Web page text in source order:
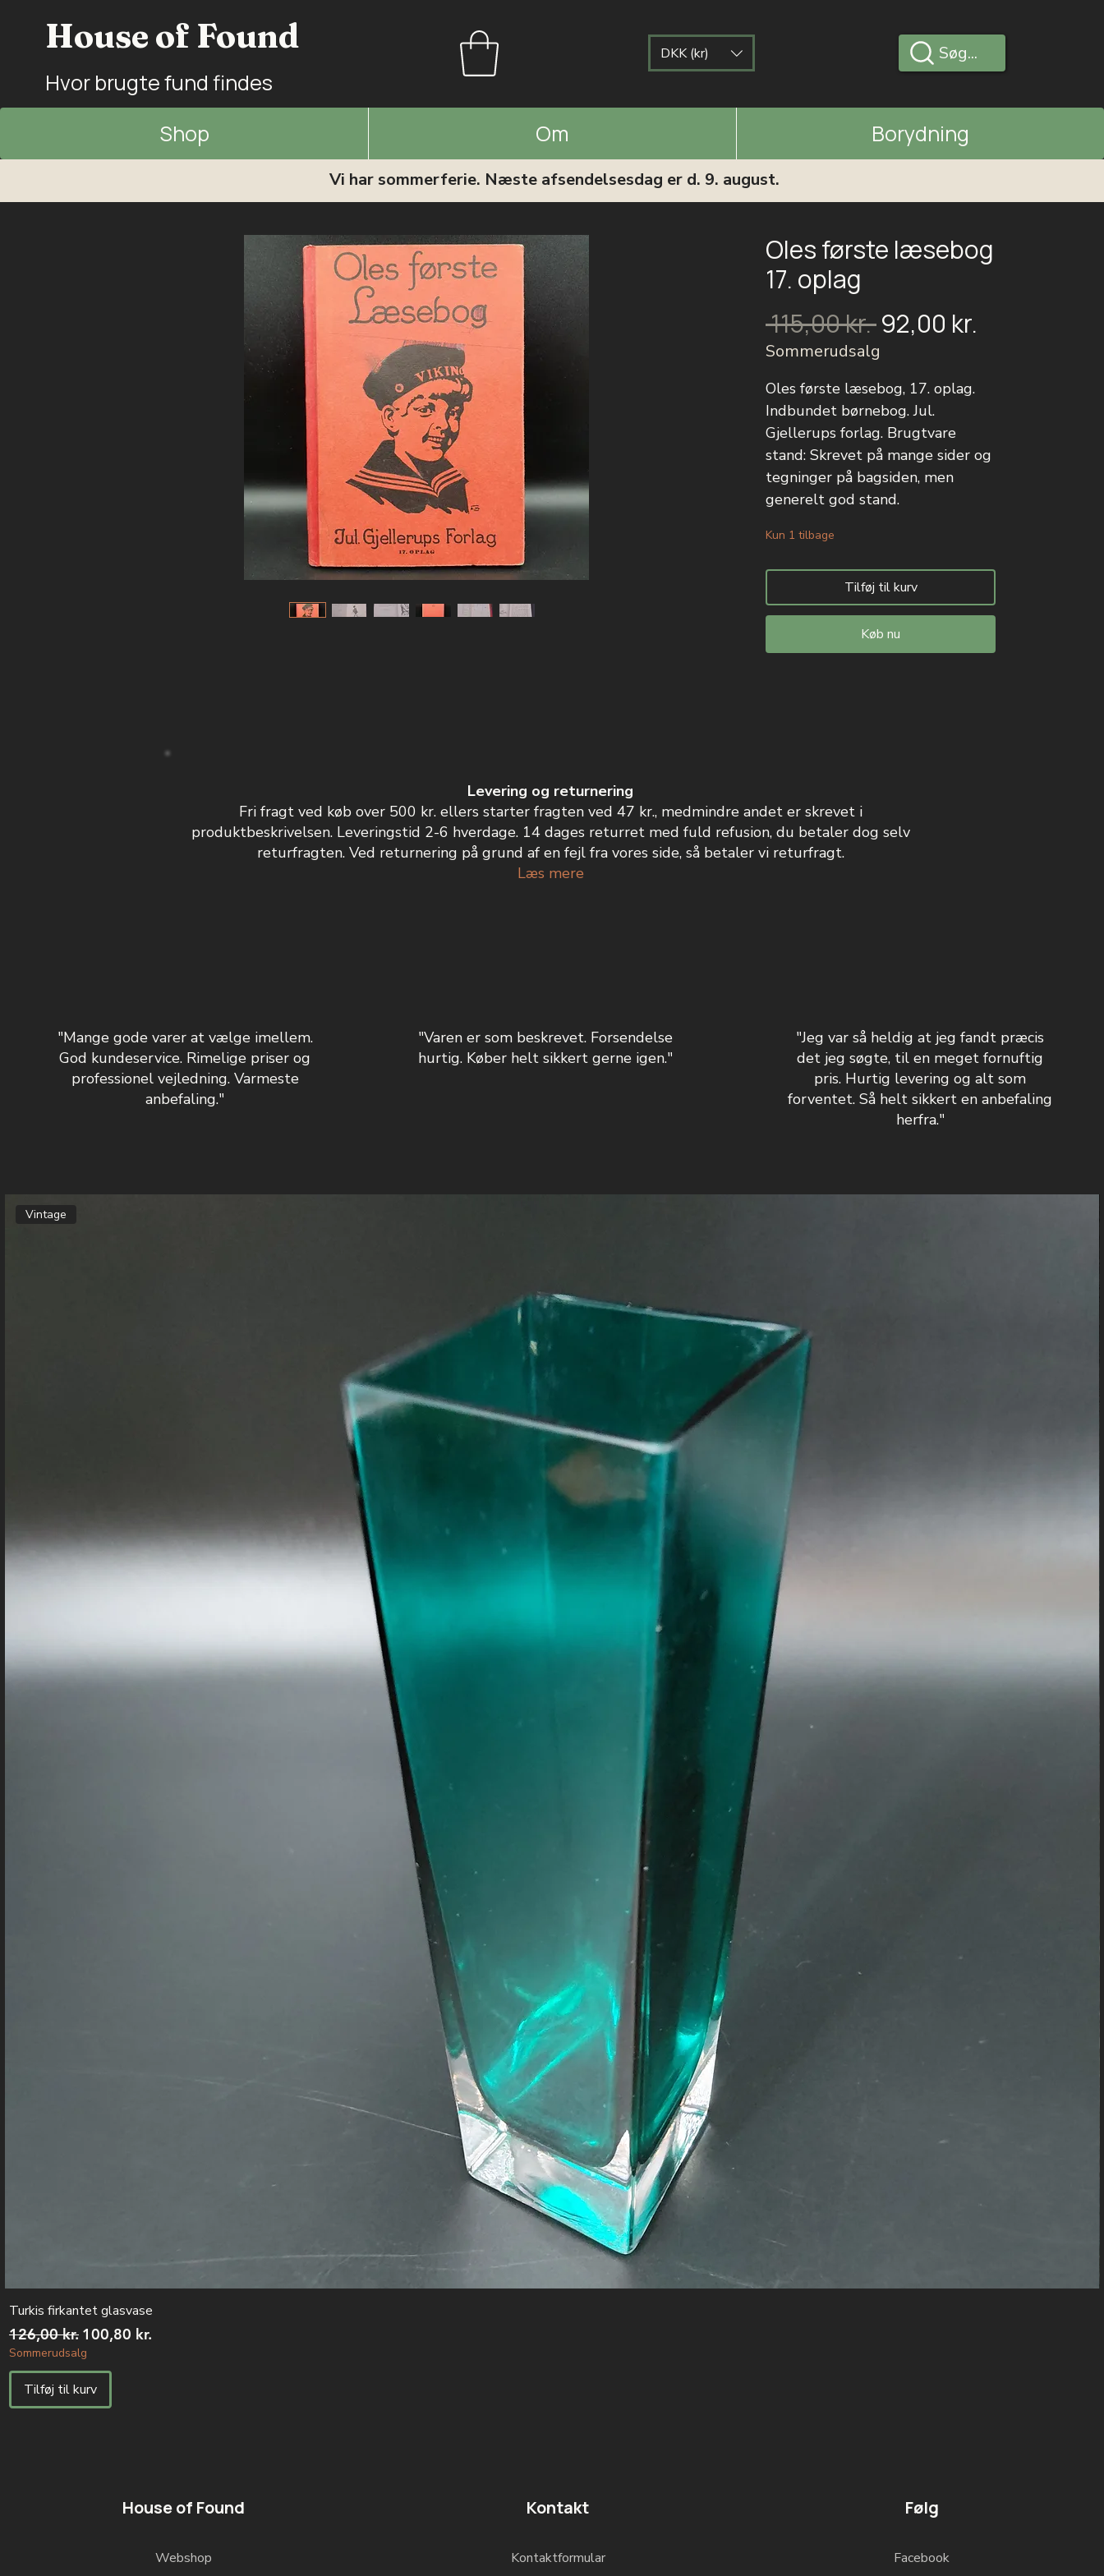
House of Found
Hvor brugte fund findes
DKK (kr) Søg...
Shop Om Borydning
Vi har sommerferie. Næste afsendelsesdag er d. 9. august.
Oles første læsebog
17. oplag
115,00 kr. Regulær
pris
92,00 kr.
Sommerudsalg
Oles første læsebog, 17. oplag.
Indbundet børnebog. Jul.
Gjellerups forlag. Brugtvare
stand: Skrevet på mange sider og
tegninger på bagsiden, men
generelt god stand.
Kun 1 tilbage
Tilføj til kurv
Køb nu
Levering og returnering
Fri fragt ved køb over 500 kr. ellers starter fragten ved 47 kr., medmindre andet er skrevet i
produktbeskrivelsen. Leveringstid 2-6 hverdage. 14 dages returret med fuld refusion, du betaler dog selv
returfragten. Ved returnering på grund af en fejl fra vores side, så betaler vi returfragt.
Læs mere
"Mange gode varer at vælge imellem.
God kundeservice. Rimelige priser og
professionel vejledning. Varmeste
anbefaling."
"Varen er som beskrevet. Forsendelse
hurtig. Køber helt sikkert gerne igen."
"Jeg var så heldig at jeg fandt præcis
det jeg søgte, til en meget fornuftig
pris. Hurtig levering og alt som
forventet. Så helt sikkert en anbefaling
herfra."
Vintage
Turkis firkantet glasvase
Regulær pris
126,00 kr. Salgspris
100,80 kr.
Sommerudsalg
Tilføj til kurv
House of Found
Webshop
Kontakt
Kontaktformular
Følg
Facebook